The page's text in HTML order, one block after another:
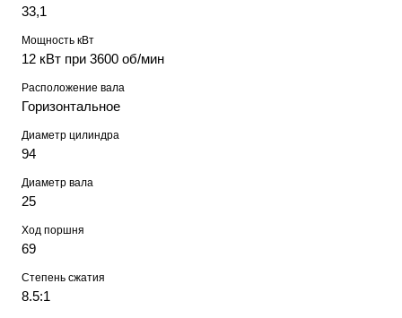
33,1
Мощность кВт
12 кВт при 3600 об/мин
Расположение вала
Горизонтальное
Диаметр цилиндра
94
Диаметр вала
25
Ход поршня
69
Степень сжатия
8.5:1